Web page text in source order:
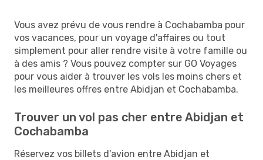
Vous avez prévu de vous rendre à Cochabamba pour
vos vacances, pour un voyage d'affaires ou tout
simplement pour aller rendre visite à votre famille ou
à des amis ? Vous pouvez compter sur GO Voyages
pour vous aider à trouver les vols les moins chers et
les meilleures offres entre Abidjan et Cochabamba.
Trouver un vol pas cher entre Abidjan et
Cochabamba
Réservez vos billets d'avion entre Abidjan et